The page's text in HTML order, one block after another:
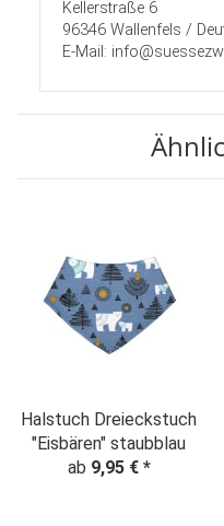
Kellerstraße 6
96346 Wallenfels /
E-Mail:
Halstuch Dreieckstuch
"Eisbären" staubblau
ab 9,95 € *